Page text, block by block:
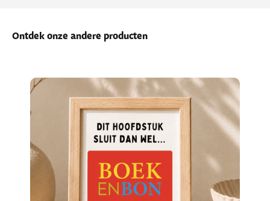
Ontdek onze andere producten